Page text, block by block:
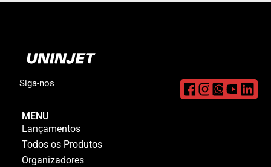
Siga-nos
MENU
Lançamentos
Todos os Produtos
Organizadores